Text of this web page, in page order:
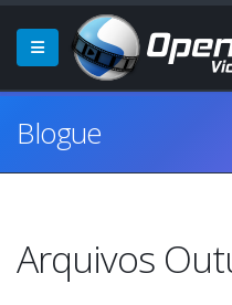
Blogue
Arquivos